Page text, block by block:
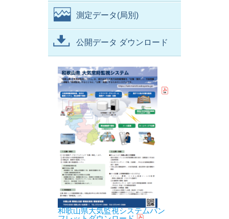
測定データ(局別)
公開データ ダウンロード
和歌山県大気監視システムパン